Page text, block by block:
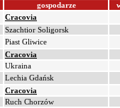
gospodarze
Cracovia
Szachtior Soligorsk
Piast Gliwice
Cracovia
Ukraina
Lechia Gdańsk
Cracovia
Ruch Chorzów